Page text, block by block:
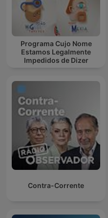
Programa Cujo Nome
Estamos Legalmente
Impedidos de Dizer
Contra-Corrente